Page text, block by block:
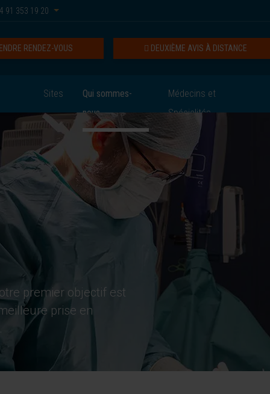
91 353 19 20
DEUXIÈME AVIS À DISTANCE
RENDEZ-VOUS
Sites
Qui sommes-
nous
Médecins et
Spécialités
premier objectif est
prise en